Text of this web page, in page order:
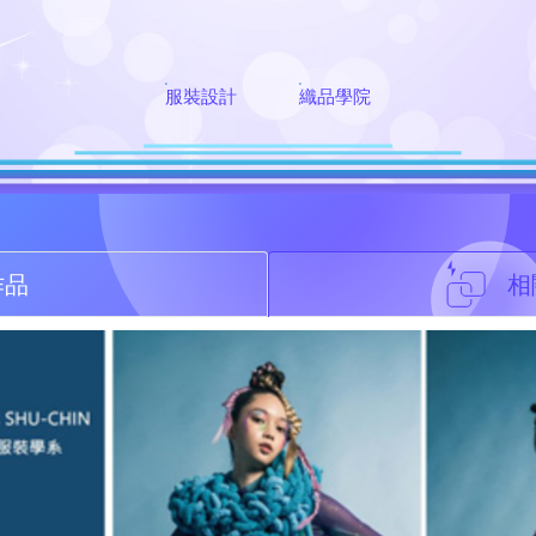
服裝設計 織品學院